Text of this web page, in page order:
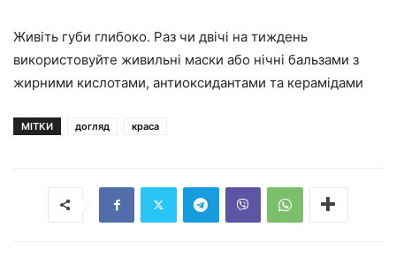
Живіть губи глибоко. Раз чи двічі на тиждень
використовуйте живильні маски або нічні бальзами з
жирними кислотами, антиоксидантами та керамідами
МІТКИ догляд краса